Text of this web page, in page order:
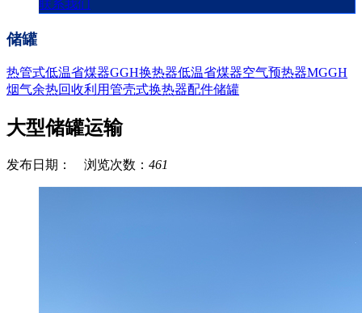
联系我们
储罐
热管式低温省煤器GGH换热器低温省煤器空气预热器MGGH
烟气余热回收利用管壳式换热器配件储罐
大型储罐运输
发布日期： 浏览次数： 461